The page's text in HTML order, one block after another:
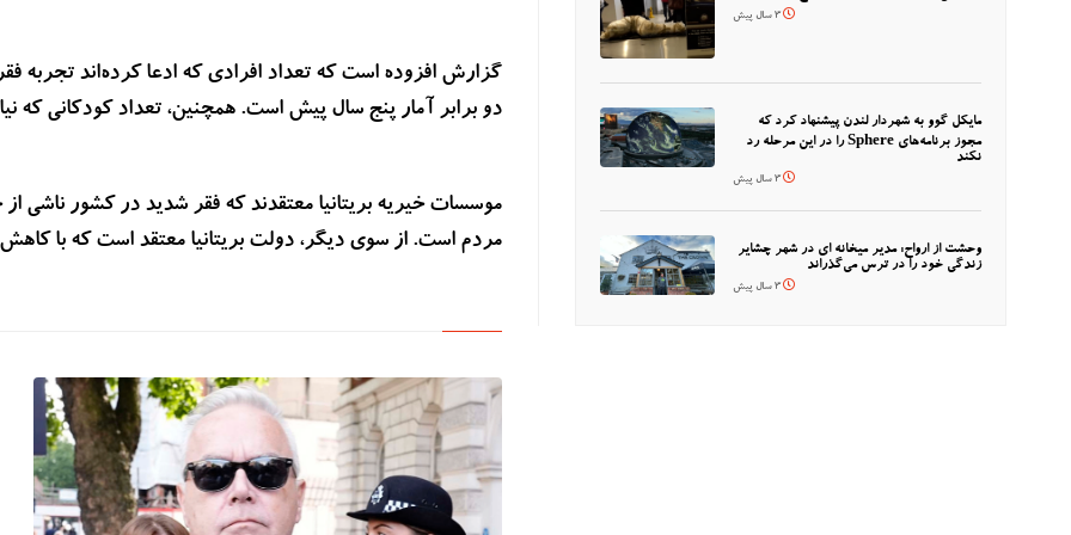
دو برابر آمار پنج سال پیش است. همچنین، تعداد کودکانی که
موسسات خیریه بریتانیا معتقدند که فقر شدید در کشور ناشی
مردم است. از سوی دیگر، دولت بریتانیا معتقد است که با
3 سال پیش
مایکل گوو به شهردار لندن پیشنهاد کرد که
مجوز برنامه‌های Sphere را در این مرحله رد
نکند
3 سال پیش
وحشت از ارواح: مدیر میخانه ای در شهر چشایر
زندگی خود را در ترس می‌گذراند
3 سال پیش